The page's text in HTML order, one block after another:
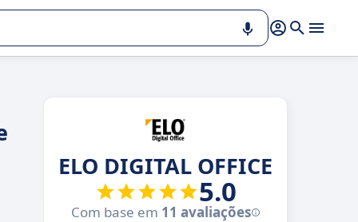
ELO DIGITAL OFFICE
5.0
Com base em 11 avaliações